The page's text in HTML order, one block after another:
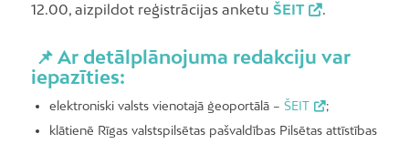
12.00, aizpildot reģistrācijas anketu ŠEIT .
📌 Ar detālplānojuma redakciju var
iepazīties:
elektroniski valsts vienotajā ģeoportālā – ŠEIT
;
klātienē Rīgas valstspilsētas pašvaldības Pilsētas attīstības